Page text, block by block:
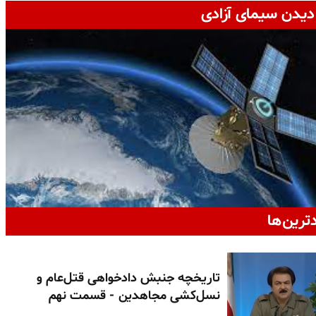
سیمای آزادی
تاریخچه جنبش دادخواهی قتل‌عام و
نسل‌کشی مجاهدین - قسمت نهم